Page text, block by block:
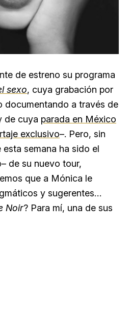
de estreno su programa
sexo, cuya grabación por
documentando a través de
de cuya parada en México
exclusivo–. Pero, sin
semana ha sido el
de su nuevo tour,
que a Mónica le
y sugerentes…
Noir? Para mí, una de sus